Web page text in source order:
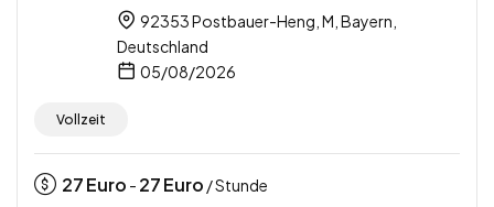
92353 Postbauer-Heng, M, Bayern,
Deutschland
05/08/2026
Vollzeit
27Euro - 27Euro / Stunde